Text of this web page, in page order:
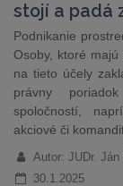
stojí a padá
Podnikanie
Osoby, ktoré
na tieto účely
právny
spoločností,
akciové či
Autor: JUDr.
30.1.2025